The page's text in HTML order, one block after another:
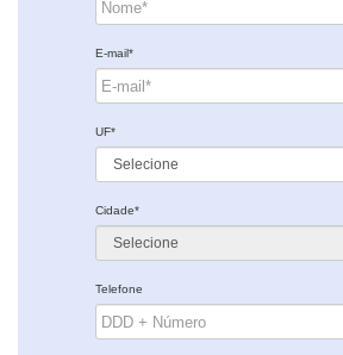
E-mail*
UF*
Cidade*
Telefone